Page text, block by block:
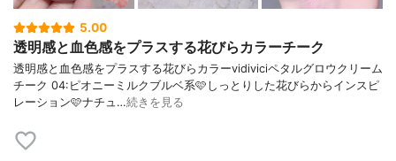
5.00
透明感と血色感をプラスする花びらカラーチーク
透明感と血色感をプラスする花びらカラーvidiviciペタルグロウクリーム
チーク 04:ピオニーミルクブルベ系🩷しっとりした花びらからインスピ
レーション🩷ナチュ…続きを見る